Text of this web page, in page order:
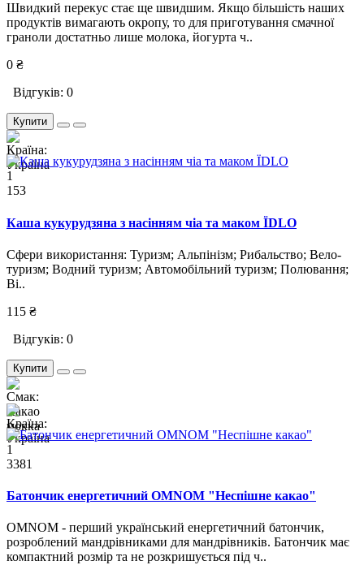
Швидкий перекус стає ще швидшим. Якщо більшість наших
продуктів вимагають окропу, то для приготування смачної
граноли достатньо лише молока, йогурта ч..
0 ₴
Відгуків: 0
Купити
1
153
Каша кукурудзяна з насінням чіа та маком ЇDLO
Сфери використання: Туризм; Альпінізм; Рибальство; Вело-
туризм; Водний туризм; Автомобільний туризм; Полювання;
Ві..
115 ₴
Відгуків: 0
Купити
1
3381
Батончик енергетичний OMNOM "Неспішне какао"
OMNOM - перший український енергетичний батончик,
розроблений мандрівниками для мандрівників. Батончик має
компактний розмір та не розкришується під ч..